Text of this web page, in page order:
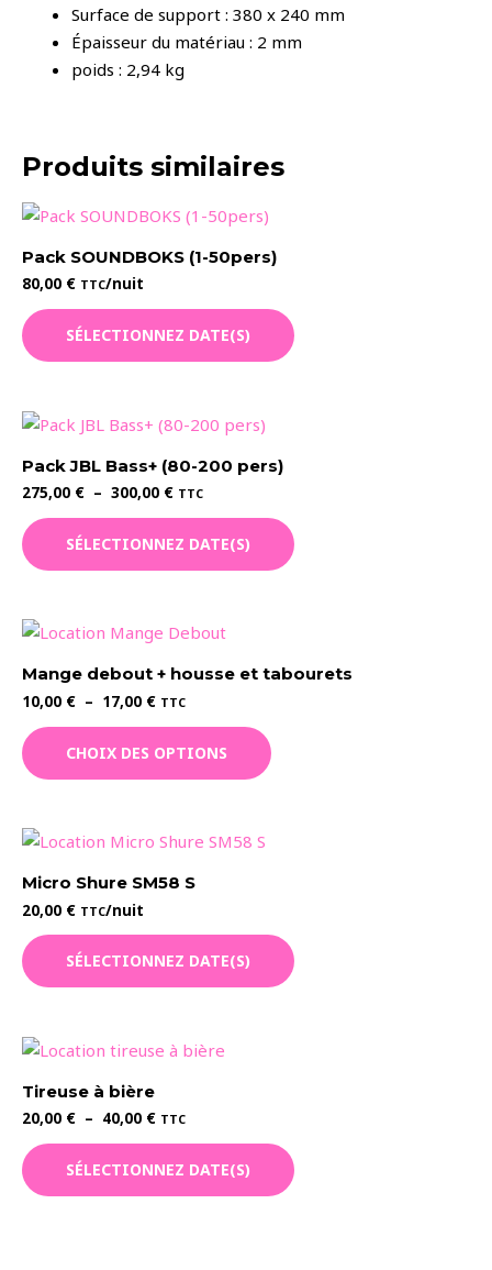
Surface de support : 380 x 240 mm
Épaisseur du matériau : 2 mm
poids : 2,94 kg
Produits similaires
Pack SOUNDBOKS (1-50pers)
80,00 € TTC/nuit
SÉLECTIONNEZ DATE(S)
Pack JBL Bass+ (80-200 pers)
275,00 € – 300,00 €Plage
275,00 €
à
TTC
SÉLECTIONNEZ DATE(S)
produit
options
Mange debout + housse et tabourets
10,00 € – 17,00 €Plage
10,00 €
à
TTC
CHOIX DES OPTIONS
produit
être
choisies
Micro Shure SM58 S
20,00 € TTC/nuit
SÉLECTIONNEZ DATE(S)
Tireuse à bière
20,00 € – 40,00 €Plage
20,00 €
à
TTC
SÉLECTIONNEZ DATE(S)
produit